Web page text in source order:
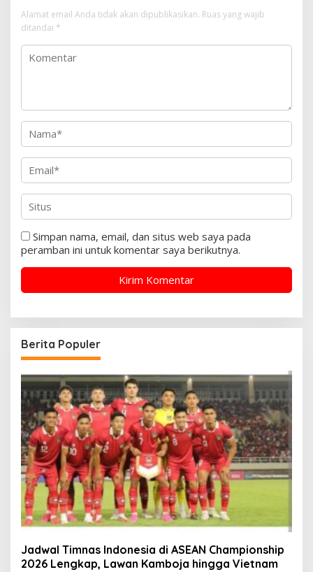
Alamat email Anda tidak akan dipublikasikan. Ruas yang wajib
ditandai *
Simpan nama, email, dan situs web saya pada
peramban ini untuk komentar saya berikutnya.
Berita Populer
Jadwal Timnas Indonesia di ASEAN Championship
2026 Lengkap, Lawan Kamboja hingga Vietnam